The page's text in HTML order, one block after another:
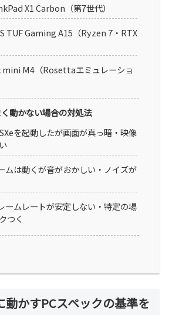
X1 Carbon（第7世代）
TUF Gaming A15（Ryzen 7・RTX
M4（Rosettaエミュレーショ
動かない場合の対処法
を起動したが画面が真っ暗・映像
ムは動くが音がおかしい・ノイズが
ームレートが安定しない・特定の場
つく
動かすPCスペックの基準を